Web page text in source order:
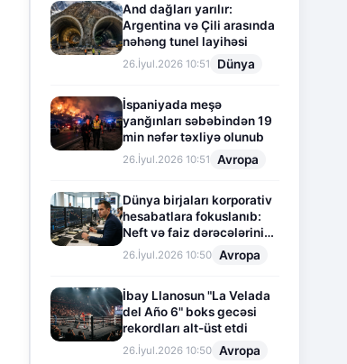
And dağları yarılır:
Argentina və Çili arasında
nəhəng tunel layihəsi
26.İyul.2026 10:51 Dünya
İspaniyada meşə
yanğınları səbəbindən 19
min nəfər təxliyə olunub
26.İyul.2026 10:51 Avropa
Dünya birjaları korporativ
hesabatlara fokuslanıb:
Neft və faiz dərəcələrinin
təsiri altında cari vəziyyət
26.İyul.2026 10:50 Avropa
İbay Llanosun "La Velada
del Año 6" boks gecəsi
rekordları alt-üst etdi
26.İyul.2026 10:50 Avropa